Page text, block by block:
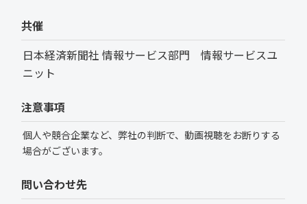
共催
日本経済新聞社 情報サービス部門 情報サービスユ
ニット
注意事項
個人や競合企業など、弊社の判断で、動画視聴をお断りする
場合がございます。
問い合わせ先